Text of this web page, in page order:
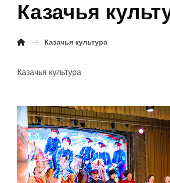
Казачья
Казачья культура
Казачья культура